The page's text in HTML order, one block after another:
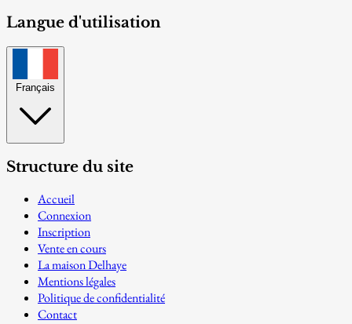
Langue d'utilisation
Français
Structure du site
Accueil
Connexion
Inscription
Vente en cours
La maison Delhaye
Mentions légales
Politique de confidentialité
Contact